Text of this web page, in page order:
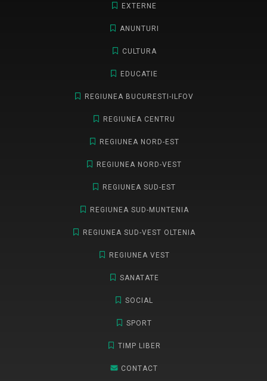
EXTERNE
ANUNTURI
CULTURA
EDUCATIE
REGIUNEA BUCURESTI-ILFOV
REGIUNEA CENTRU
REGIUNEA NORD-EST
REGIUNEA NORD-VEST
REGIUNEA SUD-EST
REGIUNEA SUD-MUNTENIA
REGIUNEA SUD-VEST OLTENIA
REGIUNEA VEST
SANATATE
SOCIAL
SPORT
TIMP LIBER
CONTACT